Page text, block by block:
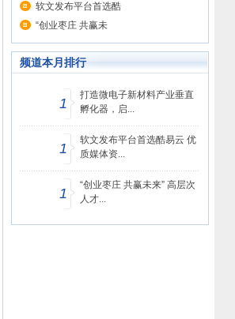
软文发布平台首选酷
“创业枣庄 共赢未
频道本月排行
1
打造微电子新材料产业垂直
孵化器，启...
1
软文发布平台首选酷易云 优
质媒体资...
1
“创业枣庄 共赢未来” 高层次
人才...